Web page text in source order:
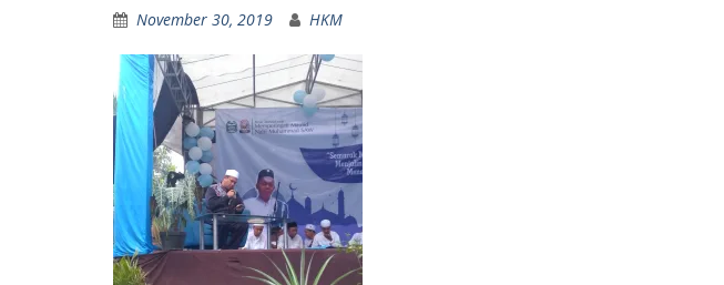
November 30, 2019 HKM